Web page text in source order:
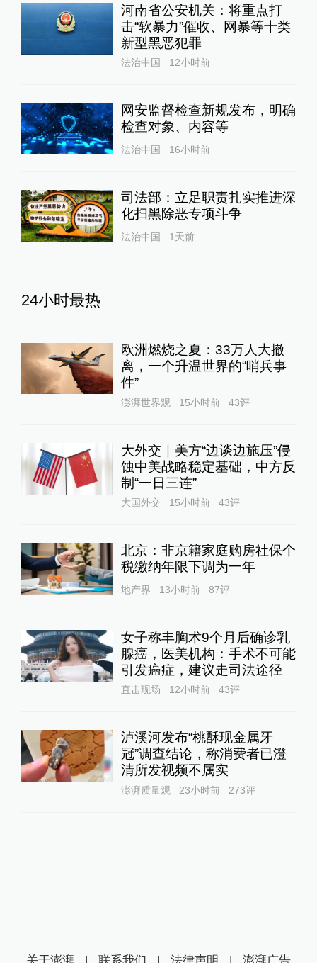
河南省公安机关：将重点打
击“软暴力”催收、网暴等十类
新型黑恶犯罪
法治中国 12小时前
网安监督检查新规发布，明确
检查对象、内容等
法治中国 16小时前
司法部：立足职责扎实推进深
化扫黑除恶专项斗争
法治中国 1天前
24小时最热
欧洲燃烧之夏：33万人大撤
离，一个升温世界的“哨兵事
件”
澎湃世界观 15小时前 43评
大外交｜美方“边谈边施压”侵
蚀中美战略稳定基础，中方反
制“一日三连”
大国外交 15小时前 43评
北京：非京籍家庭购房社保个
税缴纳年限下调为一年
地产界 13小时前 87评
女子称丰胸术9个月后确诊乳
腺癌，医美机构：手术不可能
引发癌症，建议走司法途径
直击现场 12小时前 43评
泸溪河发布“桃酥现金属牙
冠”调查结论，称消费者已澄
清所发视频不属实
澎湃质量观 23小时前 273评